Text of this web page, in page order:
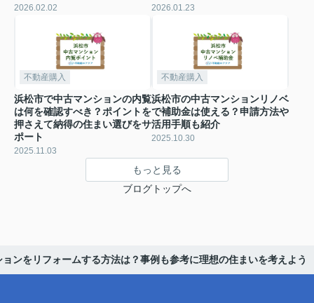
2026.02.02 2026.01.23
不動産購入
浜松市で中古マンションの内覧
は何を確認すべき？ポイントを
押さえて納得の住まい選びをサ
ポート
2025.11.03
不動産購入
浜松市の中古マンションリノベ
で補助金は使える？申請方法や
活用手順も紹介
2025.10.30
もっと見る
ブログトップへ
ンをリフォームする方法は？事例も参考に理想の住まいを考えよう